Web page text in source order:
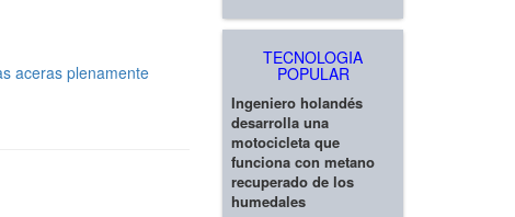
aceras plenamente
TECNOLOGIA
POPULAR
Ingeniero holandés
desarrolla una
motocicleta que
funciona con metano
recuperado de los
humedales